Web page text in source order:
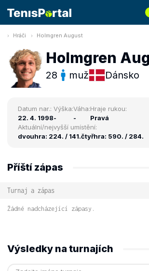
Hráči Holmgren August
Holmgren
28 muž Dánsko
Datum nar.:
22. 4. 1998
Výška:
-
Váha:
-
Hraje rukou:
Pravá
Aktuální/nejvyšší umístění:
dvouhra: 224. / 141.čtyřhra: 590. / 284.
Příští zápas
Turnaj a zápas
Žádné nadcházející zápasy.
Výsledky na turnajích